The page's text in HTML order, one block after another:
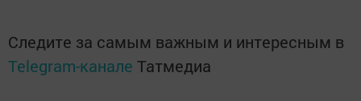
Следите за самым важным и интересным в
Telegram-канале Татмедиа